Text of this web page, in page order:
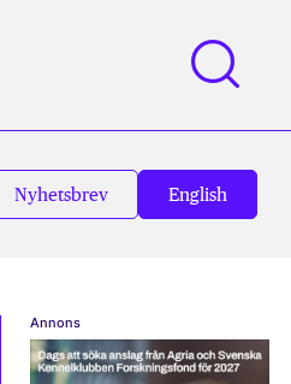
Nyhetsbrev English
Annons